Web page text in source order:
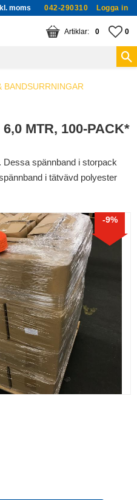
moms 042-290310 Logga in
0
KUNDVAGN
ANTAL 0
BANDSURRNINGAR
MTR, 100-PACK*
spännband i storpack
i tätvävd polyester
9%